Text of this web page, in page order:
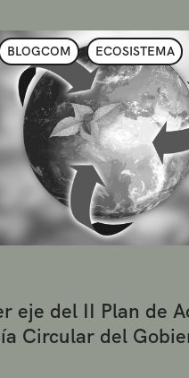
BLOGCOM ECOSISTEMA
eje del II Plan de
Circular del